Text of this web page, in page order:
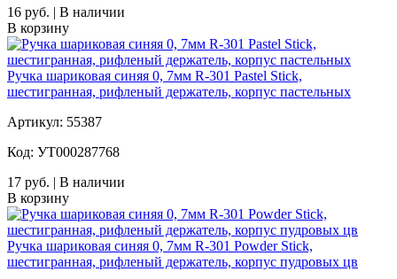
16 руб. | В наличии
В корзину
Ручка шариковая синяя 0, 7мм R-301 Pastel Stick,
шестигранная, рифленый держатель, корпус пастельных
Артикул: 55387
Код: УТ000287768
17 руб. | В наличии
В корзину
Ручка шариковая синяя 0, 7мм R-301 Powder Stick,
шестигранная, рифленый держатель, корпус пудровых цв